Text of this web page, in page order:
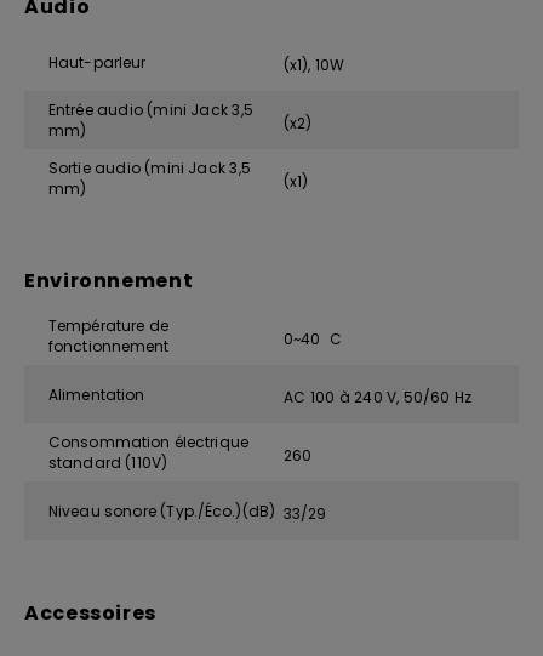
Audio
Haut-parleur (x1), 10W
Entrée audio (mini Jack 3,5
mm)
(x2)
Sortie audio (mini Jack 3,5
mm)
(x1)
Environnement
Température de
fonctionnement
0~40 C
Alimentation AC 100 à 240 V, 50/60 Hz
Consommation électrique
standard (110V)
260
Niveau sonore (Typ./Éco.)(dB) 33/29
Accessoires